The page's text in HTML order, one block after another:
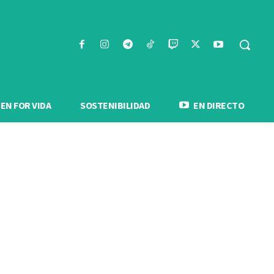
FOR VIDA SOSTENIBILIDAD EN DIRECTO